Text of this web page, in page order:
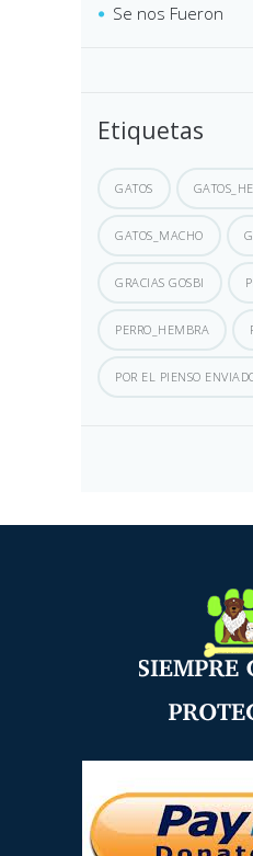
Se nos Fueron
Etiquetas
GATOS
GATOS_MACHO
GRACIAS GOSBI
PERRO_HEMBRA
POR EL PIENSO ENVIADO